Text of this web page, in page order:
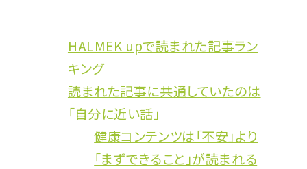
HALMEK upで読まれた記事ラン
キング
読まれた記事に共通していたのは
「自分に近い話」
健康コンテンツは「不安」より
「まずできること」が読まれる